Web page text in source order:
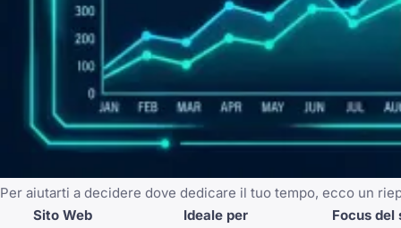
Per aiutarti a decidere dove dedicare il tuo tempo, ecco un
Sito Web
Ideale per
Focus del